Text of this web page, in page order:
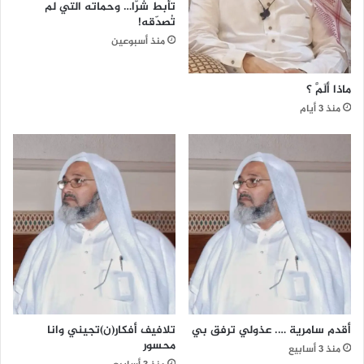
ماذا ألَمَّ ؟
منذ 3 أيام
تأبط شرًّا… وحماته التي لم
تُصدّقه!
منذ أسبوعين
أقدم سامرية …. عذولي ترفق بي
منذ 3 أسابيع
تلافيف أفكار(ن)تجيني وانا
محسور